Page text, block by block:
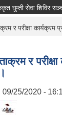
घुम्ती सेवा शिविर
र परीक्षा
र
09/25/2020 -